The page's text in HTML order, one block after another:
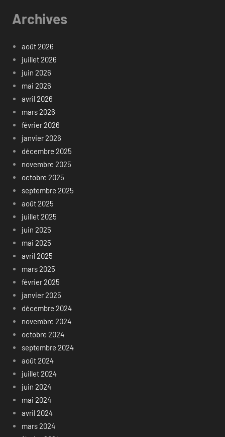
Archives
août 2026
juillet 2026
juin 2026
mai 2026
avril 2026
mars 2026
février 2026
janvier 2026
décembre 2025
novembre 2025
octobre 2025
septembre 2025
août 2025
juillet 2025
juin 2025
mai 2025
avril 2025
mars 2025
février 2025
janvier 2025
décembre 2024
novembre 2024
octobre 2024
septembre 2024
août 2024
juillet 2024
juin 2024
mai 2024
avril 2024
mars 2024